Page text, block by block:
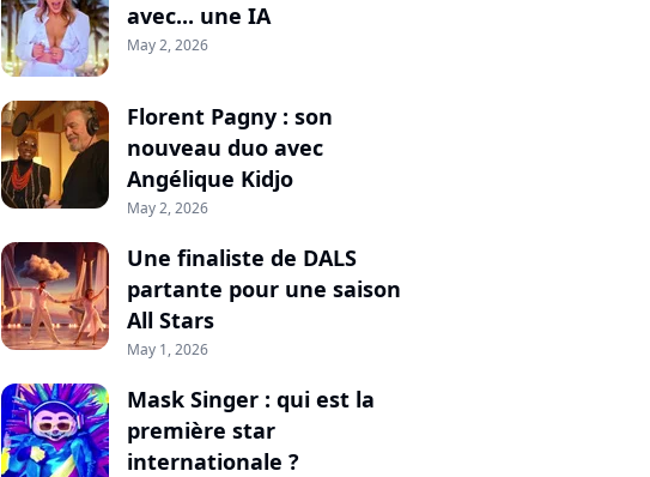
avec... une IA
May 2, 2026
Florent Pagny : son
nouveau duo avec
Angélique Kidjo
May 2, 2026
Une finaliste de DALS
partante pour une saison
All Stars
May 1, 2026
Mask Singer : qui est la
première star
internationale ?